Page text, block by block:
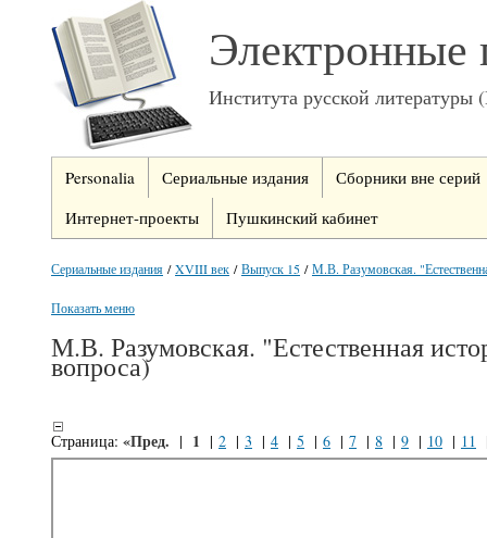
Электронные
Института русской
Personalia Сериальные издания
Сборники вне серий
Интернет-проекты
Пушкинский кабинет
Сериальные издания /XVIII век /Выпуск 15 /М.В. Разумовская.
Показать меню
М.В. Разумовская. "Естественная
вопроса)
Страница: «Пред. | 1 | 2 | 3 | 4 | 5 | 6 | 7 | 8 | 9 | 10 | 11